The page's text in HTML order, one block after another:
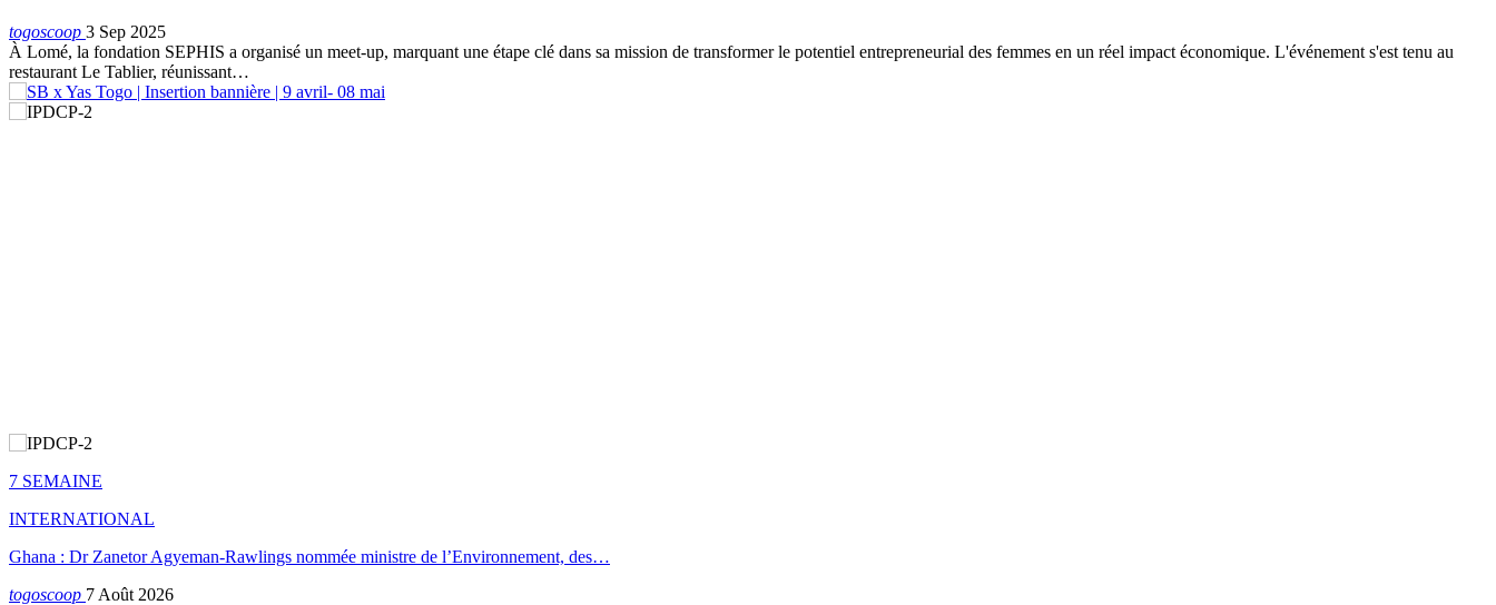
togoscoop 3 Sep 2025
À Lomé, la fondation SEPHIS a organisé un meet-up, marquant une étape clé dans sa mission de transformer le potentiel entrepreneurial des femmes en un réel impact économique. L'événement s'est tenu au
restaurant Le Tablier, réunissant…
7 SEMAINE
INTERNATIONAL
Ghana : Dr Zanetor Agyeman-Rawlings nommée ministre de l’Environnement, des…
togoscoop 7 Août 2026